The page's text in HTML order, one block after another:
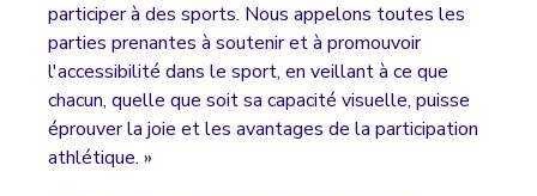
participer à des sports. Nous appelons toutes les
parties prenantes à soutenir et à promouvoir
l'accessibilité dans le sport, en veillant à ce que
chacun, quelle que soit sa capacité visuelle, puisse
éprouver la joie et les avantages de la participation
athlétique. »